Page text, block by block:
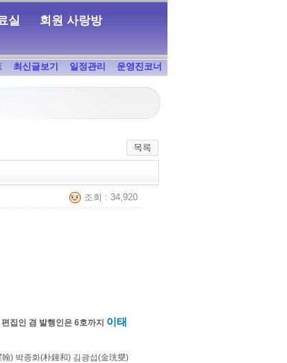
실 회원 사랑방
최신글보기 일정관리 운영진코너
조회 : 34,920
편집인 겸 발행인은 6호까지 이태
翰) 박종화(朴鍾和) 김광섭(金珖燮)